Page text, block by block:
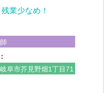
業少なめ！
阜市芥見野畑1丁目71